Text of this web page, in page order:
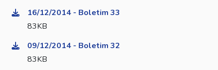
16/12/2014 - Boletim 33
83KB
09/12/2014 - Boletim 32
83KB